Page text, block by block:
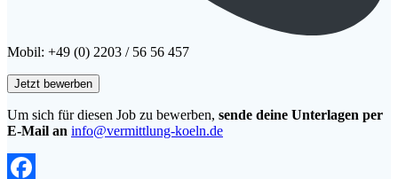
Mobil: +49 (0) 2203 / 56 56 457
Um sich für diesen Job zu bewerben, sende deine Unterlagen per
E-Mail an info@vermittlung-koeln.de